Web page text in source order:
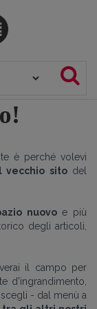
è perché volevi
vecchio sitodel
nuovoe più
degli articoli,
il campo per
d'ingrandimento,
- dal menù a